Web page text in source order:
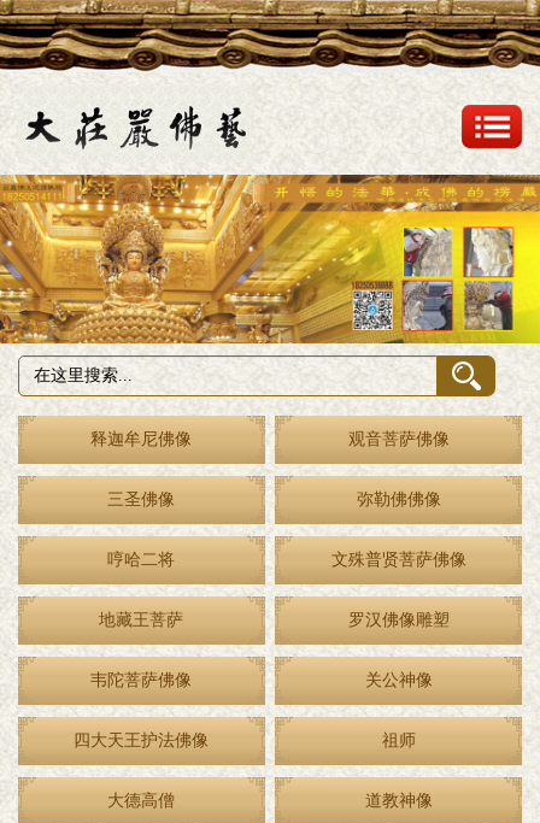
释迦牟尼佛像 观音菩萨佛像
三圣佛像 弥勒佛佛像
哼哈二将 文殊普贤菩萨佛像
地藏王菩萨 罗汉佛像雕塑
韦陀菩萨佛像 关公神像
四大天王护法佛像 祖师
大德高僧 道教神像